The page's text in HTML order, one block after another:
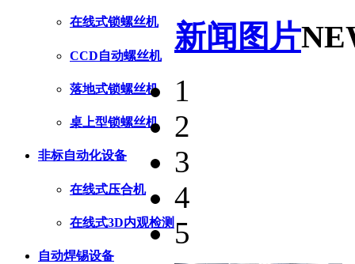
在线式锁螺丝机
CCD自动螺丝机
落地式锁螺丝机
桌上型锁螺丝机
非标自动化设备
在线式压合机
在线式3D内观检测
自动焊锡设备
新闻图片
1
2
3
4
5